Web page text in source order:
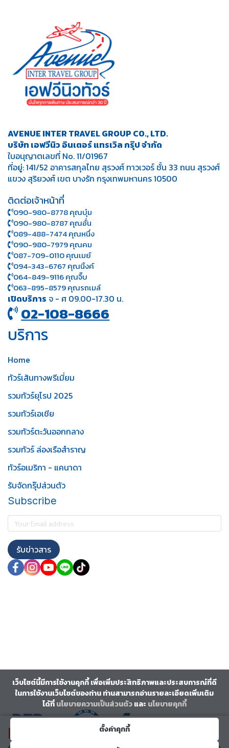
฿27,999
AVENUE INTER TRAVEL GROUP CO., LTD.
บริษัท เอฟวีนิว อินเตอร์ แทรเวิล กรุ๊ป จำกัด
ใบอนุญาตเลขที่ No. 11/01967
ที่อยู่: 141/52 อาคารสกุลไทย สุรวงศ์ ทาวเวอร์ ชั้น 33 ถนน สุรวงศ์
แขวง สุริยวงศ์ เขต บางรัก กรุงเทพมหานคร 10500
ติดต่อเจ้าหน้าที่
090-980-8778 คุณบุ๋ม
090-980-8787 คุณอั๋น
089-488-7474 คุณหนึ่ง
090-980-7979 คุณคม
087-709-0110 คุณเมย์
094-343-6767 คุณนิ้งค์
064-849-9116 คุณจิ๊บ
063-895-8 579คุณรถเมล์
เปิดบริการ จ - ศ 09.00-17.30 น.
02-108-8666
บริการ
Home
ทัวร์เส้นทางพรีเมี่ยม
รวมทัวร์ยุโรป 2025
รวมทัวร์เอเชีย
รวมทัวร์ตะวันออกกลาง
รวมทัวร์ ล่องเรือสำราญ
ทัวร์อเมริกา - แคนาดา
รับจัดกรุ๊ปส่วนตัว
Subscribe
รับข่าวสาร
เว็บไซต์นี้มีการใช้งานคุกกี้ เพื่อเพิ่มประสิทธิภาพและประสบการณ์ที่ดี
ในการใช้งานเว็บไซต์ของท่าน ท่านสามารถอ่านรายละเอียดเพิ่มเติม
ได้ที่นโยบายความเป็นส่วนตัวและ นโยบายคุกกี้
ตั้งค่าคุกกี้